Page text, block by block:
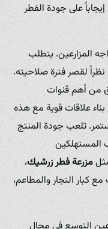
على جودة الفطر
المزارعين. يتطلب
لقصر فترة صلاحيته.
من أهم قنوات
علاقات قوية مع هذه
تلعب جودة المنتج
المستهلكين
مزرعة فطر زرشيك،
كبار التجار والمطاعم،